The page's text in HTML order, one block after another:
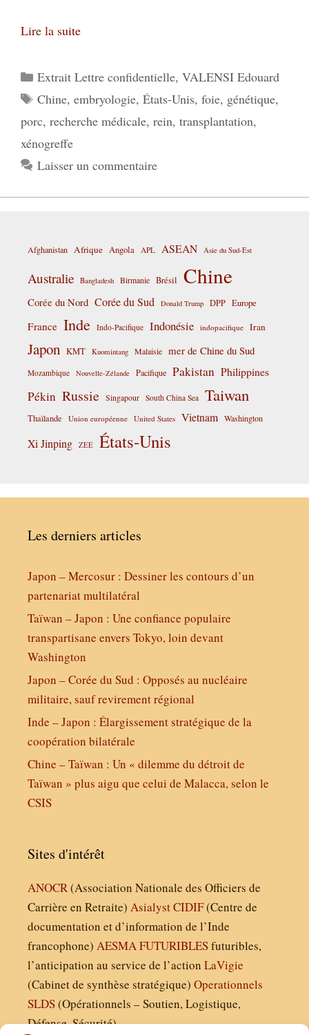
Lire la suite
Catégories
Extrait Lettre confidentielle, VALENSI Edouard
Étiquettes
Chine, embryologie, États-Unis, foie, génétique,
porc, recherche médicale, rein, transplantation,
xénogreffe
Laisser un commentaire
Afghanistan Afrique Angola APL ASEAN Asie du Sud-Est
Australie Bangladesh Birmanie Brésil Chine
Corée du Nord Corée du Sud Donald Trump DPP Europe
France Inde Indo-Pacifique Indonésie indopacifique Iran
Japon KMT Kuomintang Malaisie mer de Chine du Sud
Mozambique Nouvelle-Zélande Pacifique Pakistan Philippines
Pékin Russie Singapour South China Sea Taiwan
Thaïlande Union européenne United States Vietnam Washington
Xi Jinping ZEE États-Unis
Les derniers articles
Japon – Mercosur : Dessiner les contours d’un
partenariat multilatéral
Taïwan – Japon : Une confiance populaire
transpartisane envers Tokyo, loin devant
Washington
Japon – Corée du Sud : Opposés au nucléaire
militaire, sauf revirement régional
Inde – Japon : Élargissement stratégique de la
coopération bilatérale
Chine – Taïwan : Un « dilemme du détroit de
Taïwan » plus aigu que celui de Malacca, selon le
CSIS
Sites d'intérêt
ANOCR(Association Nationale des Officiers de
Carrière en Retraite) AsialystCIDIF(Centre de
documentation et d’information de l’Inde
francophone) AESMAFUTURIBLESfuturibles,
l’anticipation au service de l’action LaVigie
(Cabinet de synthèse stratégique) Operationnels
SLDS(Opérationnels – Soutien, Logistique,
Défense, Sécurité)